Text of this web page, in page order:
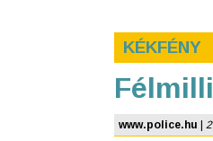
KÉKFÉNY
www.police.hu